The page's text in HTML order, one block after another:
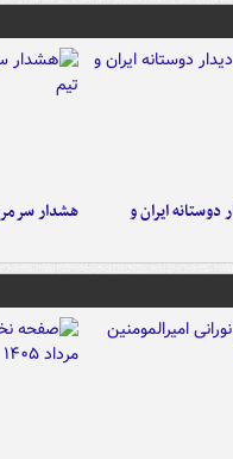
دوستانه ایران و
هشدار